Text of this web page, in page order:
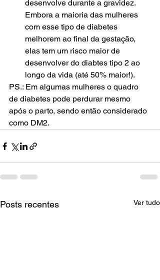
desenvolve durante a gravidez.
Embora a maioria das mulheres
com esse tipo de diabetes
melhorem ao final da gestação,
elas tem um risco maior de
desenvolver do diabtes tipo 2 ao
longo da vida (até 50% maior!).
PS.: Em algumas mulheres o quadro
de diabetes pode perdurar mesmo
após o parto, sendo então considerado
como DM2.
Posts recentes Ver tudo